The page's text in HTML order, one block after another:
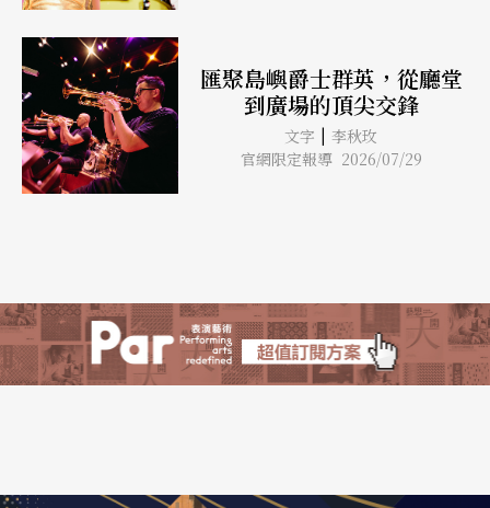
匯聚島嶼爵士群英，從廳堂
到廣場的頂尖交鋒
文字 | 李秋玫
官網限定報導 2026/07/29